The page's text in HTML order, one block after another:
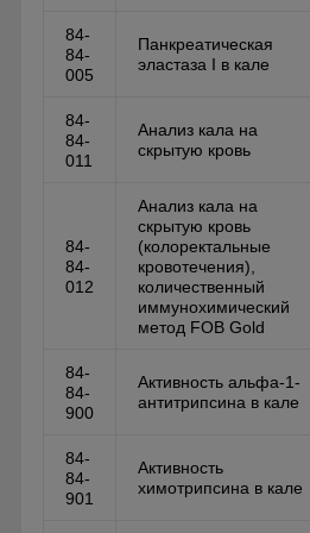
84-
84-
005
Панкреатическая
эластаза I в кале
84-
84-
011
Анализ кала на
скрытую кровь
84-
84-
012
Анализ кала на
скрытую кровь
(колоректальные
кровотечения),
количественный
иммунохимический
метод FOB Gold
84-
84-
900
Активность альфа-1-
антитрипсина в кале
84-
84-
901
Активность
химотрипсина в кале